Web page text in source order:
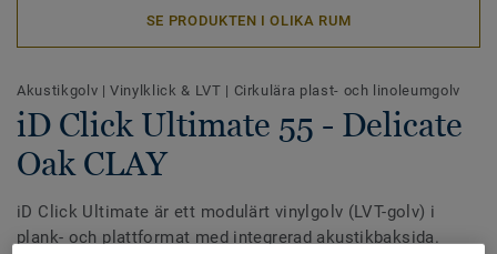
SE PRODUKTEN I OLIKA RUM
Akustikgolv |Vinylklick & LVT | Cirkulära plast- och linoleumgolv
iD Click Ultimate 55 - Delicate
Oak CLAY
iD Click Ultimate är ett modulärt vinylgolv (LVT-golv) i
plank- och plattformat med integrerad akustikbaksida.